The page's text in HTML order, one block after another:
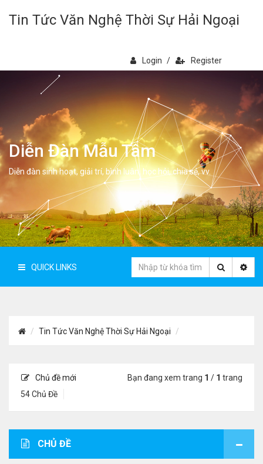
Tin Tức Văn Nghệ Thời Sự Hải Ngoại
Login / Register
Diễn Đàn Mẫu Tâm
Diễn đàn sinh hoạt, giải trí, bình luân, học hỏi, chia sẻ, vv.
QUICK LINKS
Tin Tức Văn Nghệ Thời Sự Hải Ngoại
Chủ đề mới
54 Chủ Đề
Bạn đang xem trang 1 / 1 trang
CHỦ ĐỀ